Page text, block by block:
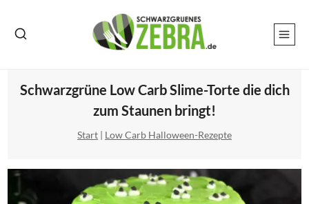
Inhalt
Schwarzgrüne Low Carb Slime-Torte die dich
zum Staunen bringt!
Start | Low Carb Halloween-Rezepte